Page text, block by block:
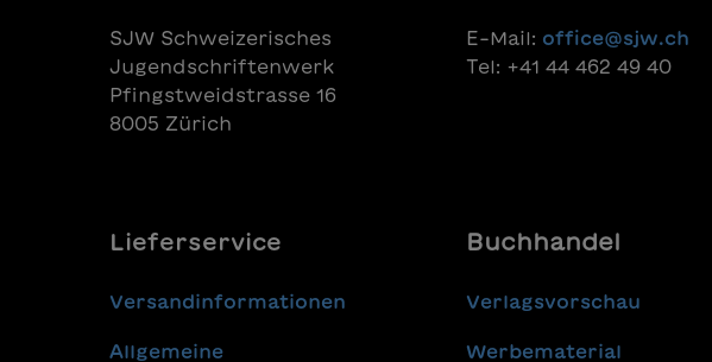
SJW Schweizerisches
Jugendschriftenwerk
Pfingstweidstrasse 16
8005 Zürich
E-Mail: office@sjw.ch
Tel: +41 44 462 49 40
Lieferservice
Versandinformationen
Allgemeine
Buchhandel
Verlagsvorschau
Werbematerial